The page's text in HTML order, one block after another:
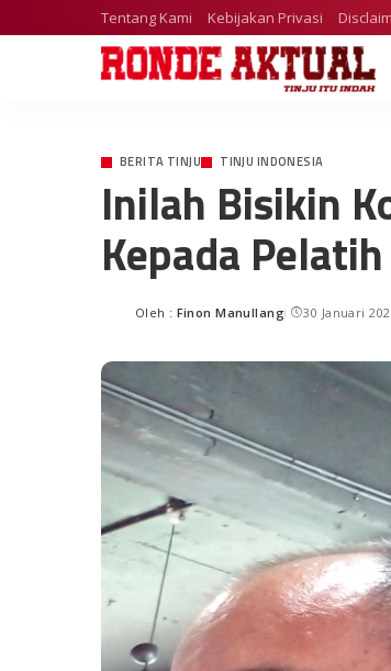
Tentang Kami Kebijakan Privasi
BERITA TINJU TINJU INDONESIA
Inilah Bisikin
Kepada
Oleh : Finon Manullang 30 Januari